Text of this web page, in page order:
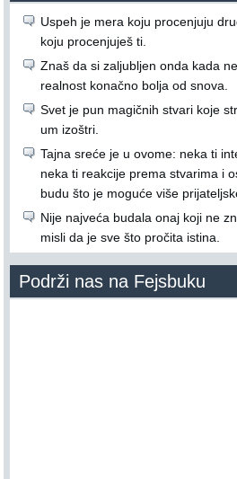
Uspeh je mera koju procenjuju
koju procenjuješ ti.
Znaš da si zaljubljen onda kada
realnost konačno bolja od snova.
Svet je pun magičnih stvari koje
um izoštri.
Tajna sreće je u ovome: neka ti
neka ti reakcije prema stvarima i
budu što je moguće više
Nije najveća budala onaj koji ne
misli da je sve što pročita istina.
Podrži nas na Fejsbuku